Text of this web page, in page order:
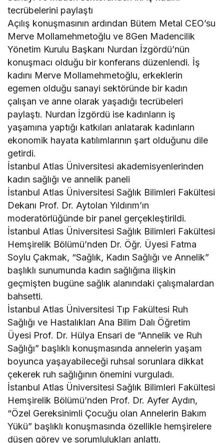
tecrübelerini paylaştı
Açılış konuşmasının ardından Bütem Metal CEO’su
Merve Mollamehmetoğlu ve 8Gen Madencilik
Yönetim Kurulu Başkanı Nurdan İzgördü’nün
konuşmacı olduğu bir konferans düzenlendi. İş
kadını Merve Mollamehmetoğlu, erkeklerin
egemen olduğu sanayi sektöründe bir kadın
çalışan ve anne olarak yaşadığı tecrübeleri
paylaştı. Nurdan İzgördü ise kadınların iş
yaşamına yaptığı katkıları anlatarak kadınların
ekonomik hayata katılımlarının şart olduğunu dile
getirdi.
İstanbul Atlas Üniversitesi akademisyenlerinden
kadın sağlığı ve annelik paneli
İstanbul Atlas Üniversitesi Sağlık Bilimleri Fakültesi
Dekanı Prof. Dr. Aytolan Yıldırım’ın
moderatörlüğünde bir panel gerçekleştirildi.
İstanbul Atlas Üniversitesi Sağlık Bilimleri Fakültesi
Hemşirelik Bölümü’nden Dr. Öğr. Üyesi Fatma
Soylu Çakmak, “Sağlık, Kadın Sağlığı ve Annelik”
başlıklı sunumunda kadın sağlığına ilişkin
geçmişten bugüne sağlık alanındaki çalışmalardan
bahsetti.
İstanbul Atlas Üniversitesi Tıp Fakültesi Ruh
Sağlığı ve Hastalıkları Ana Bilim Dalı Öğretim
Üyesi Prof. Dr. Hülya Ensari de “Annelik ve Ruh
Sağlığı” başlıklı konuşmasında annelerin yaşam
boyunca yaşayabileceği ruhsal sorunlara dikkat
çekerek ruh sağlığının önemini vurguladı.
İstanbul Atlas Üniversitesi Sağlık Bilimleri Fakültesi
Hemşirelik Bölümü’nden Prof. Dr. Ayfer Aydın,
“Özel Gereksinimli Çocuğu olan Annelerin Bakım
Yükü” başlıklı konuşmasında özellikle hemşirelere
düşen görev ve sorumlulukları anlattı.